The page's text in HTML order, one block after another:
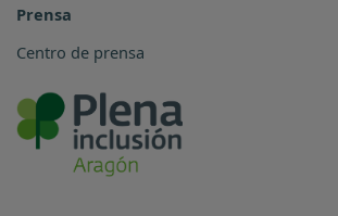
Prensa
Centro de prensa